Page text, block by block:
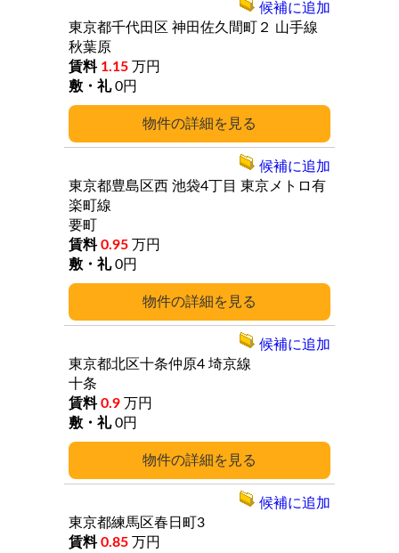
詳細
東京都千代田区 神田佐久間町２ 山手線
秋葉原
1.15 万円
0円
候補に追加
詳細
東京都豊島区西 池袋4丁目 東京メトロ有
楽町線
要町
0.95 万円
0円
候補に追加
詳細
東京都北区十条仲原4 埼京線
十条
0.9 万円
0円
候補に追加
東京都練馬区春日町3
0.85 万円
候補に追加